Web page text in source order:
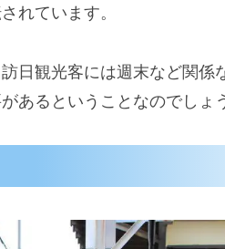
れています。
日観光客には週末など関係
あるということなのでしょ